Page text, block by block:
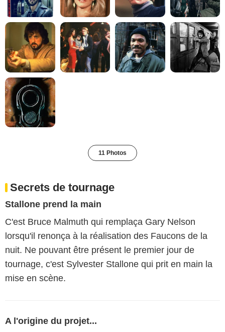
11 Photos
Secrets de tournage
Stallone prend la main
C'est Bruce Malmuth qui remplaça Gary Nelson
lorsqu'il renonça à la réalisation des Faucons de la
nuit. Ne pouvant être présent le premier jour de
tournage, c'est Sylvester Stallone qui prit en main la
mise en scène.
A l'origine du projet...